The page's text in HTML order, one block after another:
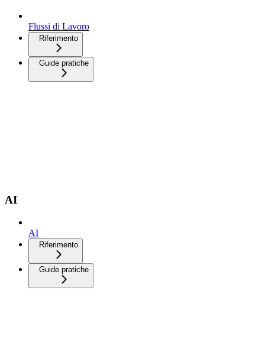
Flussi di Lavoro
Riferimento
Guide pratiche
AI
AI
Riferimento
Guide pratiche